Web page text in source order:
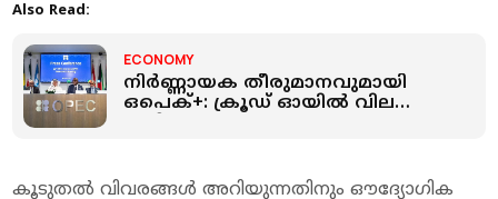
Also Read:
ECONOMY
നിർണ്ണായക തീരുമാനവുമായി
ഒപെക്+: ക്രൂഡ് ഓയില്‍ വില
കൂടുതൽ വിവരങ്ങൾ അറിയുന്നതിനും ഔദ്യോഗിക